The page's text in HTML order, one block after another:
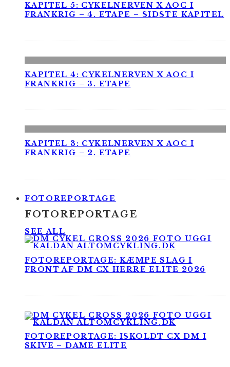
KAPITEL 5: CYKELNERVEN X AOC I
FRANKRIG – 4. ETAPE – SIDSTE KAPITEL
KAPITEL 4: CYKELNERVEN X AOC I
FRANKRIG – 3. ETAPE
KAPITEL 3: CYKELNERVEN X AOC I
FRANKRIG – 2. ETAPE
FOTOREPORTAGE
FOTOREPORTAGE
SEE ALL
FOTOREPORTAGE: KÆMPE SLAG I
FRONT AF DM CX HERRE ELITE 2026
FOTOREPORTAGE: ISKOLDT CX DM I
SKIVE – DAME ELITE